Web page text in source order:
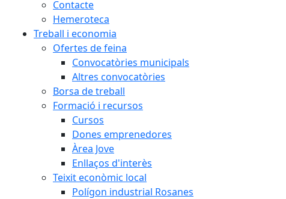
Contacte
Hemeroteca
Treball i economia
Ofertes de feina
Convocatòries municipals
Altres convocatòries
Borsa de treball
Formació i recursos
Cursos
Dones emprenedores
Àrea Jove
Enllaços d'interès
Teixit econòmic local
Polígon industrial Rosanes